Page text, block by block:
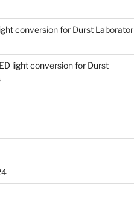
conversion for Durst Laborator
light conversion for Durst